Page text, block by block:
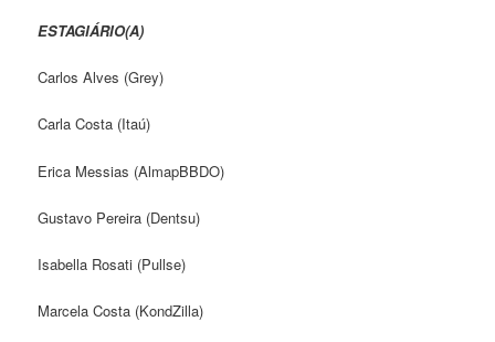
ESTAGIÁRIO(A)
Carlos Alves (Grey)
Carla Costa (Itaú)
Erica Messias (AlmapBBDO)
Gustavo Pereira (Dentsu)
Isabella Rosati (Pullse)
Marcela Costa (KondZilla)